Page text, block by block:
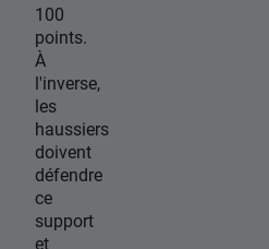
100
points.
À
l'inverse,
les
haussiers
doivent
défendre
ce
support
et